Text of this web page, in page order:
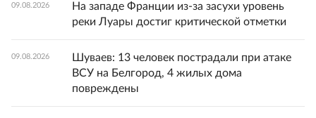
09.08.2026
На западе Франции из-за засухи уровень
реки Луары достиг критической отметки
09.08.2026
Шуваев: 13 человек пострадали при атаке
ВСУ на Белгород, 4 жилых дома
повреждены